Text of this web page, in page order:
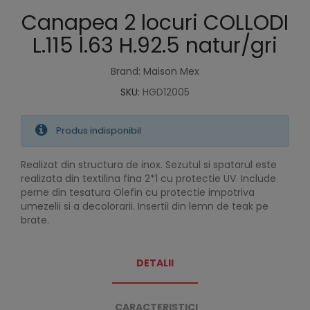
Canapea 2 locuri COLLODI
L.115 l.63 H.92.5 natur/gri
Brand: Maison Mex
SKU: HGD12005
Produs indisponibil
Realizat din structura de inox. Sezutul si spatarul este
realizata din textilina fina 2*1 cu protectie UV. Include
perne din tesatura Olefin cu protectie impotriva
umezelii si a decolorarii. Insertii din lemn de teak pe
brate.
DETALII
CARACTERISTICI